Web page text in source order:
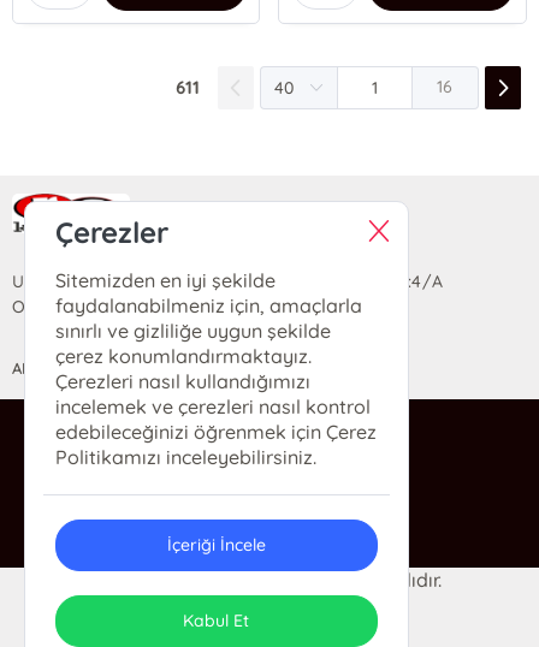
611 16
Ra Yayın Kitabevi
Uzun Sokak Saray Çarşısı Lara Sineması Girişi No:4/A
Ortahisar/TRABZON
ANASAYFA YARDIM İLETİŞİM
ra@rakitap.com
0(462) 326 49 71
© 2024 Ra Kitabevi. Her hakkı saklıdır.
Tasarım & Uygulama
Çerezler
Sitemizden en iyi şekilde
faydalanabilmeniz için, amaçlarla
sınırlı ve gizliliğe uygun şekilde
çerez konumlandırmaktayız.
Çerezleri nasıl kullandığımızı
incelemek ve çerezleri nasıl kontrol
edebileceğinizi öğrenmek için Çerez
Politikamızı inceleyebilirsiniz.
İçeriği İncele
Kabul Et